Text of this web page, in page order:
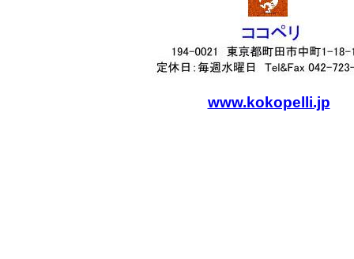
www.kokopelli.jp